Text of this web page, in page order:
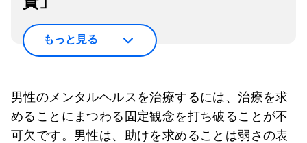
もっと見る
男性のメンタルヘルスを治療するには、治療を求
めることにまつわる固定観念を打ち破ることが不
可欠です。男性は、助けを求めることは弱さの表